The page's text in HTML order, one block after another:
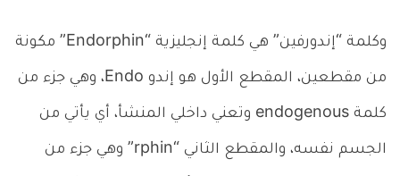
وكلمة “إندورفين” هي كلمة إنجليزية “Endorphin” مكونة
من مقطعين، المقطع الأول هو إندو Endo، وهي جزء من
كلمة endogenous وتعني داخلي المنشأ، أي يأتي من
الجسم نفسه، والمقطع الثاني “rphin” وهي جزء من